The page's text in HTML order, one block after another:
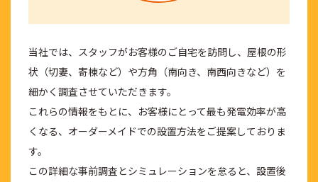
当社では、スタッフがお客様のご自宅を訪問し、屋根の形
状（切妻、寄棟など）や方角（南向き、南西向きなど）を
細かく調査させていただきます。
これらの情報をもとに、お客様にとって最も発電効率が高
くなる、オーダーメイドでの設置方法をご提案しておりま
す。
この詳細な事前調査とシミュレーションを怠ると、設置後